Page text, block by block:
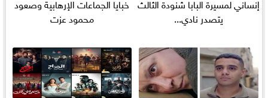
إنساني لمسيرة البابا شنودة الثالث
يتصدر نادي...
خبايا الجماعات الإرهابية وصعود
محمود عزت